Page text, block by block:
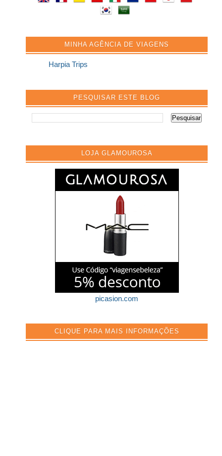
MINHA AGÊNCIA DE VIAGENS
Harpia Trips
PESQUISAR ESTE BLOG
LOJA GLAMOUROSA
picasion.com
CLIQUE PARA MAIS INFORMAÇÕES